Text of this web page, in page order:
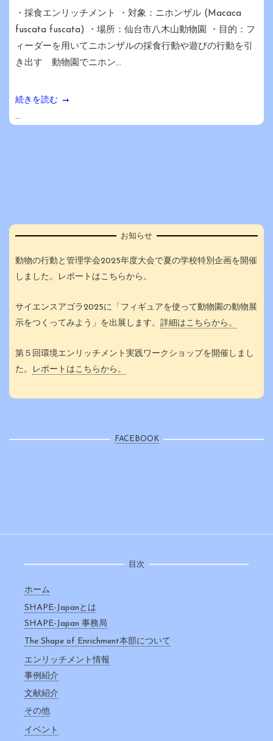
・採食エンリッチメント ・対象：ニホンザル (Macaca
fuscata fuscata) ・場所：仙台市八木山動物園 ・目的：フ
ィーダーを用いてニホンザルの採食行動や遊びの行動を引
き出す 動物園でニホン...
続きを読む
...
お知らせ
動物の行動と管理学会2025年度大会で夏の学校特別企画を開催
しました。レポートはこちらから。
サイエンスアゴラ2025に「フィギュアを使って動物園の動物展
示をつくってみよう」を出展します。 詳細はこちらから。
第５回環境エンリッチメント実践ワークショップを開催しまし
た。
レポートはこちらから。
FACEBOOK
目次
ホーム
SHAPE-Japanとは
SHAPE-Japan 事務局
The Shape of Enrichment本部について
エンリッチメント情報
事例紹介
文献紹介
その他
イベント